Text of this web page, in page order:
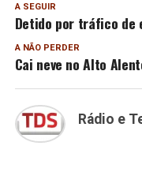
A SEGUIR
Detido por tráfico de
A NÃO PERDER
Cai neve no Alto
Rádio e